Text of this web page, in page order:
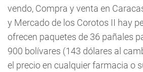
vendo, Compra y venta en
y Mercado de los Corotos II hay
ofrecen paquetes de 36 pañales
900 bolívares (143 dólares al
el precio en cualquier farmacia o